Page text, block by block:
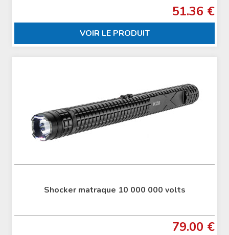
51.36 €
VOIR LE PRODUIT
Shocker matraque 10 000 000 volts
79.00 €